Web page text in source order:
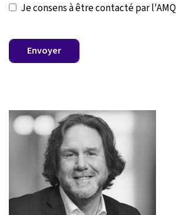
Je consens à être contacté par l'AMQ
Envoyer